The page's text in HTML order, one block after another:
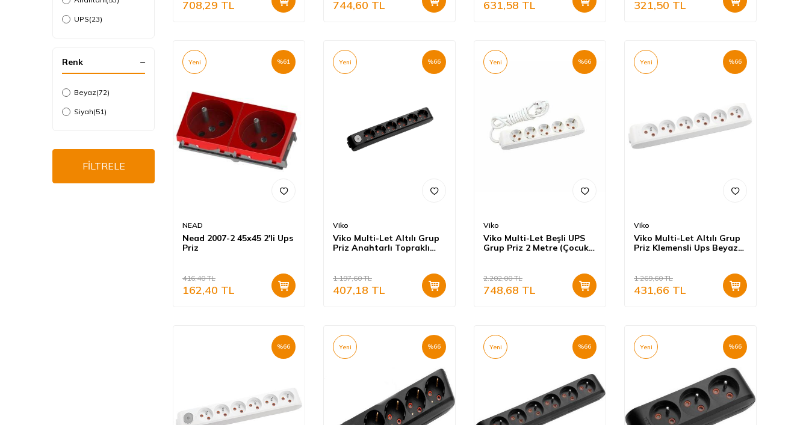
UPS(23)
Renk
Beyaz(72)
Siyah(51)
FİLTRELE
708,29 TL 744,60 TL 631,58 TL 321,50 TL
%61
Yeni
NEAD
Nead 2007-2 45x45 2'li Ups
Priz
416,40TL
162,40 TL
%66
Yeni
Viko
Viko Multi-Let Altılı Grup
Priz Anahtarlı Topraklı
1.197,60TL
407,18 TL
%66
Yeni
Viko
Viko Multi-Let Beşli UPS
Grup Priz 2 Metre (Çocuk
2.202,00TL
748,68 TL
%66
Yeni
Viko
Viko Multi-Let Altılı Grup
Priz Klemensli Ups Beyaz
1.269,60TL
431,66 TL
%66 %66
Yeni %66
Yeni %66
Yeni